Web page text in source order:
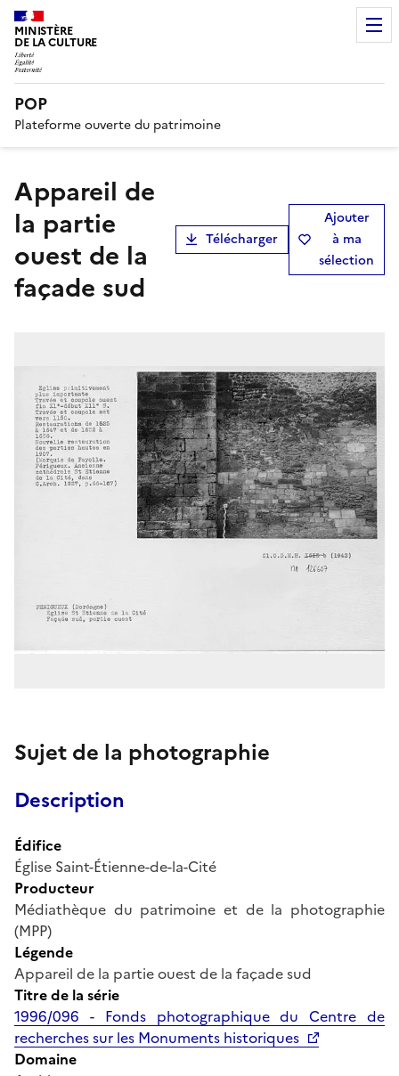
MINISTÈRE
DE LA CULTURE
POP
Plateforme ouverte du patrimoine
Appareil de
la partie
ouest de la
façade sud
Télécharger
Ajouter
à ma
sélection
Sujet de la photographie
Description
Édifice
Église Saint-Étienne-de-la-Cité
Producteur
Médiathèque du patrimoine et de la photographie
(MPP)
Légende
Appareil de la partie ouest de la façade sud
Titre de la série
1996/096 - Fonds photographique du Centre de
recherches sur les Monuments historiques
Domaine